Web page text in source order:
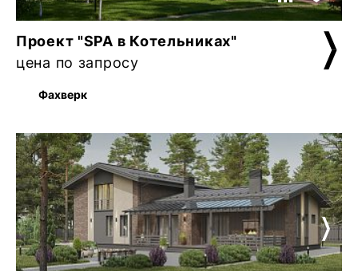
Проект "SPA в Котельниках"
цена по запросу
Фахверк